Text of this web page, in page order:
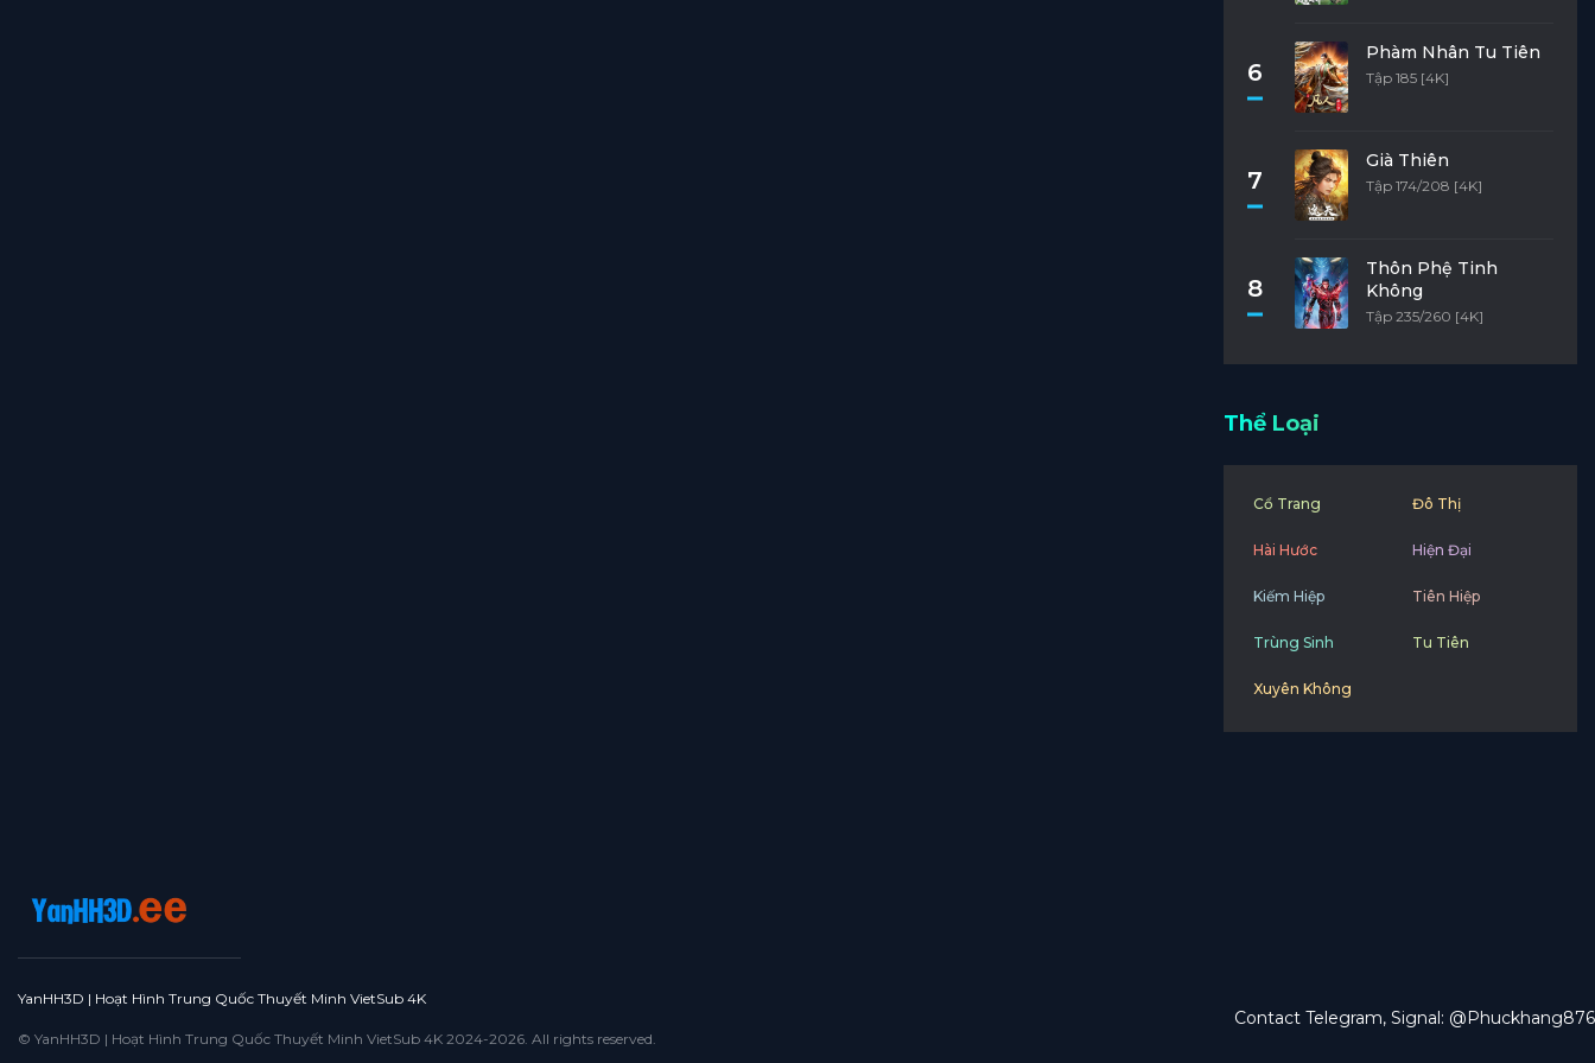
6
Phàm Nhân Tu Tiên
Tập 185 [4K]
7
Già Thiên
Tập 174/208 [4K]
8
Thôn Phệ Tinh
Không
Tập 235/260 [4K]
Thể Loại
Cổ Trang Đô Thị
Hài Hước Hiện Đại
Kiếm Hiệp Tiên Hiệp
Trùng Sinh Tu Tiên
Xuyên Không
YanHH3D | Hoạt Hình Trung Quốc Thuyết Minh VietSub 4K
Contact Telegram, Signal: @Phuckhang876
© YanHH3D | Hoạt Hình Trung Quốc Thuyết Minh VietSub 4K 2024-2026. All rights reserved.